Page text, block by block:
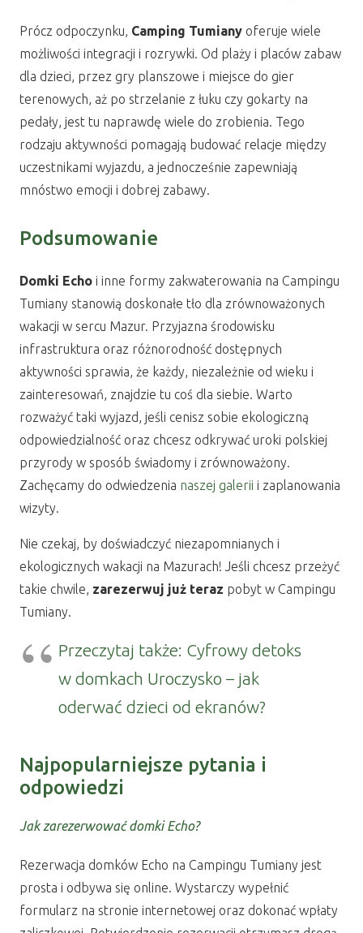
Prócz odpoczynku, Camping Tumiany oferuje wiele
możliwości integracji i rozrywki. Od plaży i placów zabaw
dla dzieci, przez gry planszowe i miejsce do gier
terenowych, aż po strzelanie z łuku czy gokarty na
pedały, jest tu naprawdę wiele do zrobienia. Tego
rodzaju aktywności pomagają budować relacje między
uczestnikami wyjazdu, a jednocześnie zapewniają
mnóstwo emocji i dobrej zabawy.
Podsumowanie
Domki Echo i inne formy zakwaterowania na Campingu
Tumiany stanowią doskonałe tło dla zrównoważonych
wakacji w sercu Mazur. Przyjazna środowisku
infrastruktura oraz różnorodność dostępnych
aktywności sprawia, że każdy, niezależnie od wieku i
zainteresowań, znajdzie tu coś dla siebie. Warto
rozważyć taki wyjazd, jeśli cenisz sobie ekologiczną
odpowiedzialność oraz chcesz odkrywać uroki polskiej
przyrody w sposób świadomy i zrównoważony.
Zachęcamy do odwiedzenia naszej galerii i zaplanowania
wizyty.
Nie czekaj, by doświadczyć niezapomnianych i
ekologicznych wakacji na Mazurach! Jeśli chcesz przeżyć
takie chwile, zarezerwuj już teraz pobyt w Campingu
Tumiany.
Przeczytaj także: Cyfrowy detoks
w domkach Uroczysko – jak
oderwać dzieci od ekranów?
Najpopularniejsze pytania i
odpowiedzi
Jak zarezerwować domki Echo?
Rezerwacja domków Echo na Campingu Tumiany jest
prosta i odbywa się online. Wystarczy wypełnić
formularz na stronie internetowej oraz dokonać wpłaty